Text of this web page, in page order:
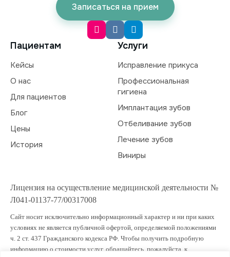
Записаться на прием
Пациентам
Кейсы
О нас
Для пациентов
Блог
Цены
История
Услуги
Исправление прикуса
Профессиональная
гигиена
Имплантация зубов
Отбеливание зубов
Лечение зубов
Виниры
Лицензия на осуществление медицинской деятельности №
Л041-01137-77/00317008
Сайт носит исключительно информационный характер и ни при каких
условиях не является публичной офертой, определяемой положениями
ч. 2 ст. 437 Гражданского кодекса РФ. Чтобы получить подробную
информацию о стоимости услуг, обращайтесь, пожалуйста, к